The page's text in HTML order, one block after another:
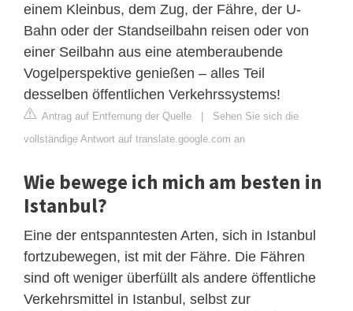
einem Kleinbus, dem Zug, der Fähre, der U-
Bahn oder der Standseilbahn reisen oder von
einer Seilbahn aus eine atemberaubende
Vogelperspektive genießen – alles Teil
desselben öffentlichen Verkehrssystems!
Antrag auf Entfernung der Quelle | Sehen Sie sich die
vollständige Antwort auf translate.google.com an
Wie bewege ich mich am besten in
Istanbul?
Eine der entspanntesten Arten, sich in Istanbul
fortzubewegen, ist mit der Fähre. Die Fähren
sind oft weniger überfüllt als andere öffentliche
Verkehrsmittel in Istanbul, selbst zur